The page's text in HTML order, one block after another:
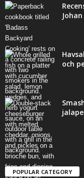
och
POPULAR CATEGORY